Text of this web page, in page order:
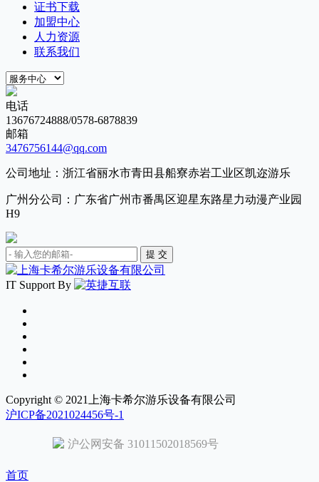
证书下载
加盟中心
人力资源
联系我们
电话
13676724888/0578-6878839
邮箱
3476756144@qq.com
公司地址：浙江省丽水市青田县船寮赤岩工业区凯迩游乐
广州分公司：广东省广州市番禺区迎星东路星力动漫产业园
H9
IT Support By
Copyright © 2021上海卡希尔游乐设备有限公司
沪ICP备2021024456号-1
沪公网安备 31011502018569号
首页